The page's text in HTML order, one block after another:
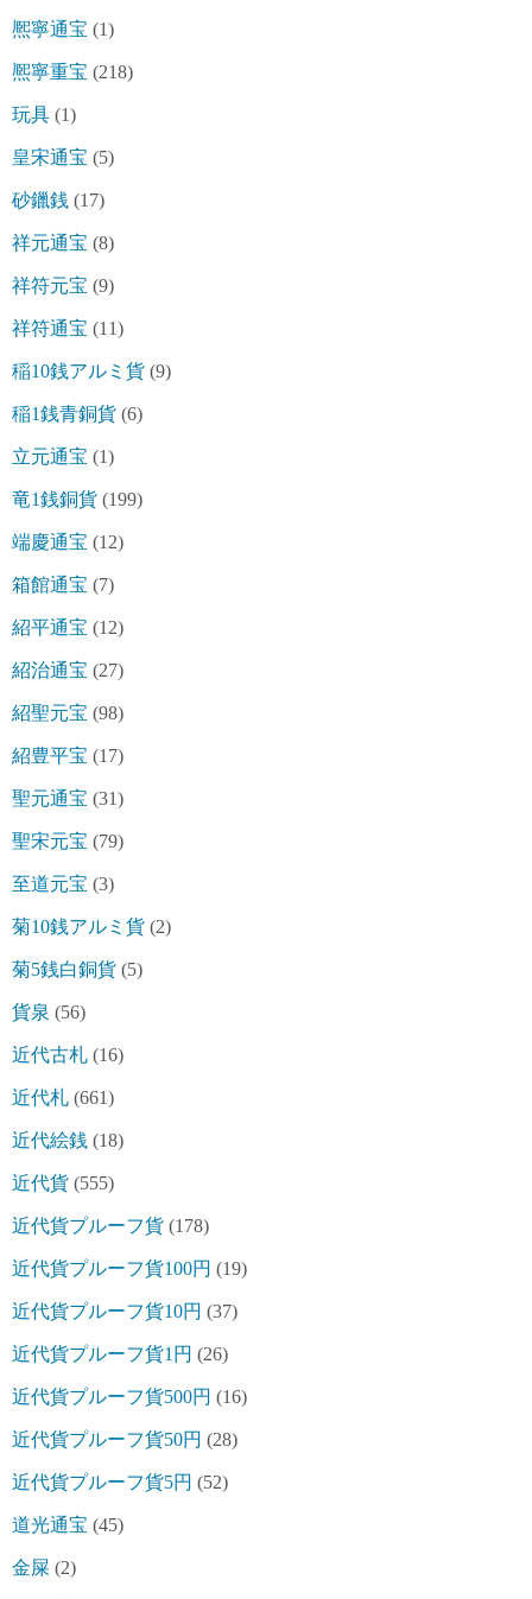
熈寧通宝 (1)
熈寧重宝 (218)
玩具 (1)
皇宋通宝 (5)
砂鑞銭 (17)
祥元通宝 (8)
祥符元宝 (9)
祥符通宝 (11)
稲10銭アルミ貨 (9)
稲1銭青銅貨 (6)
立元通宝 (1)
竜1銭銅貨 (199)
端慶通宝 (12)
箱館通宝 (7)
紹平通宝 (12)
紹治通宝 (27)
紹聖元宝 (98)
紹豊平宝 (17)
聖元通宝 (31)
聖宋元宝 (79)
至道元宝 (3)
菊10銭アルミ貨 (2)
菊5銭白銅貨 (5)
貨泉 (56)
近代古札 (16)
近代札 (661)
近代絵銭 (18)
近代貨 (555)
近代貨プルーフ貨 (178)
近代貨プルーフ貨100円 (19)
近代貨プルーフ貨10円 (37)
近代貨プルーフ貨1円 (26)
近代貨プルーフ貨500円 (16)
近代貨プルーフ貨50円 (28)
近代貨プルーフ貨5円 (52)
道光通宝 (45)
金屎 (2)